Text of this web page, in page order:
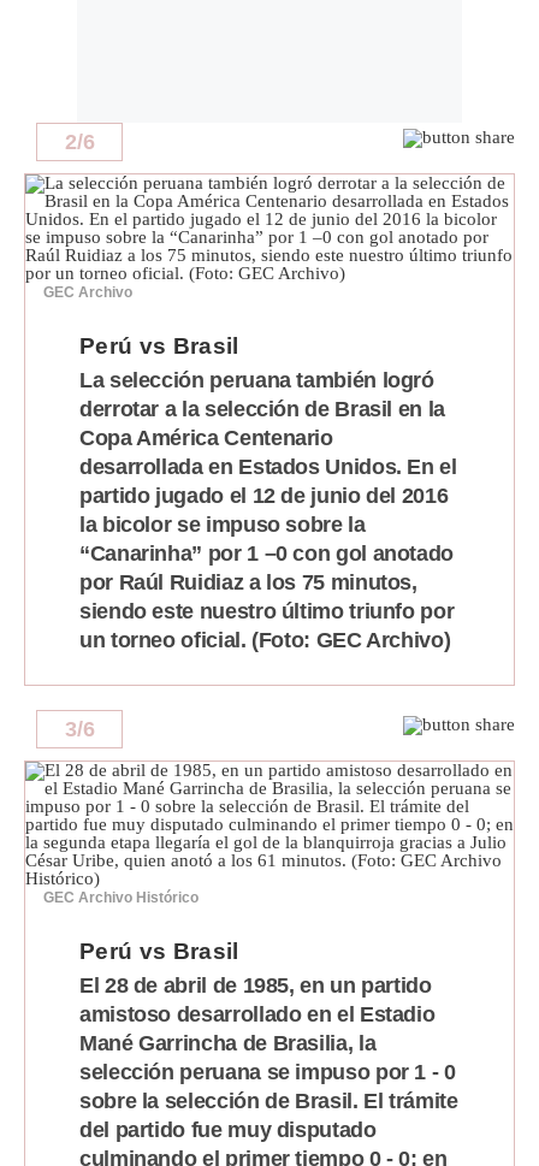
Politica
Cookies
Preguntas
Frecuentes
2/6
GEC Archivo
Perú vs Brasil
La selección peruana también logró
derrotar a la selección de Brasil en la
Copa América Centenario
desarrollada en Estados Unidos. En el
partido jugado el 12 de junio del 2016
la bicolor se impuso sobre la
“Canarinha” por 1 –0 con gol anotado
por Raúl Ruidiaz a los 75 minutos,
siendo este nuestro último triunfo por
un torneo oficial. (Foto: GEC Archivo)
3/6
GEC Archivo Histórico
Perú vs Brasil
El 28 de abril de 1985, en un partido
amistoso desarrollado en el Estadio
Mané Garrincha de Brasilia, la
selección peruana se impuso por 1 - 0
sobre la selección de Brasil. El trámite
del partido fue muy disputado
culminando el primer tiempo 0 - 0; en